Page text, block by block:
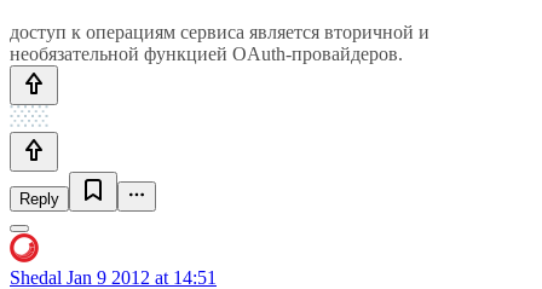
доступ к операциям сервиса является вторичной и
необязательной функцией OAuth-провайдеров.
Reply
Shedal Jan 9 2012 at 14:51